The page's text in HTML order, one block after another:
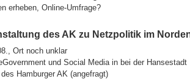
erheben, Online-Umfrage?
des AK zu Netzpolitik im
Ort noch unklar
und Social Media in bei der Hansestadt
Hamburger AK (angefragt)